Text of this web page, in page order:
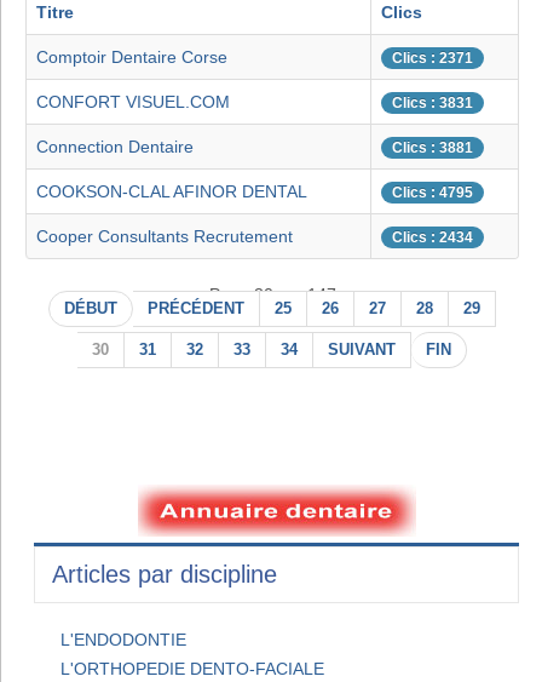
Titre Clics
Comptoir Dentaire Corse Clics : 2371
CONFORT VISUEL.COM Clics : 3831
Connection Dentaire Clics : 3881
COOKSON-CLAL AFINOR DENTAL Clics : 4795
Cooper Consultants Recrutement Clics : 2434
Page 30 sur 147
DÉBUT PRÉCÉDENT 25 26 27 28 29
30 31 32 33 34 SUIVANT FIN
Articles par discipline
L'ENDODONTIE
L'ORTHOPEDIE DENTO-FACIALE